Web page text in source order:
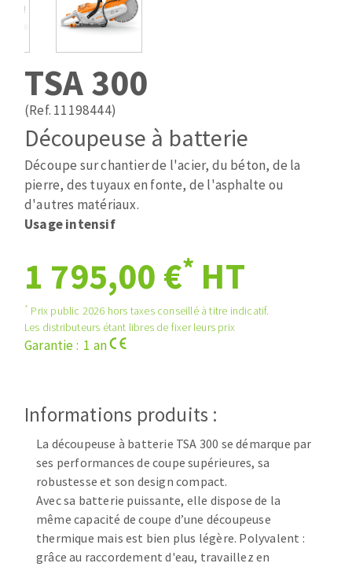
Pose des joints
Nettoyage
Mèches
Fraises carbure
Fers et plaquettes
Lames de scie à ruban
ABRASIFS APPLIQUÉS
Disques auto-agrippant
Patins
Bandes abrasives
Disques fibre et papier
Feuilles 230 x 280 mm
Cales à poncer et patins
Eponges abrasive
Plateaux supports
DISQUES ABRASIFS
Disques abrasifs agglomérés
Meules d'ébarbage
TRAITEMENT DE SURFACE
Disques à lamelles
Disque intissé
Meules sur tige
Brosses
Meules de tourets
Feutres à polir
Bandes sans fin
Rouleaux d'atelier
NETTOYAGE
Aspirateurs
MACHINES POUR LE TRAVAIL DU MÉTAL
TSA 300
(Ref. 11198444)
Découpeuse à batterie
Découpe sur chantier de l'acier, du béton, de la
pierre, des tuyaux en fonte, de l'asphalte ou
d'autres matériaux.
Usage intensif
1 795,00 €* HT
* Prix public 2026 hors taxes conseillé à titre indicatif.
Les distributeurs étant libres de fixer leurs prix
Garantie : 1 an
Informations produits :
La découpeuse à batterie TSA 300 se démarque par
ses performances de coupe supérieures, sa
robustesse et son design compact.
Avec sa batterie puissante, elle dispose de la
même capacité de coupe d’une découpeuse
thermique mais est bien plus légère. Polyvalent :
grâce au raccordement d'eau, travaillez en